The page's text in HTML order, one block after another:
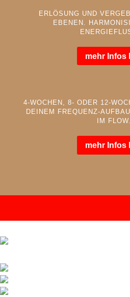
ERLÖSUNG UND
EBENEN.
mehr Infos
4-WOCHEN, 8- ODER 12-
DEINEM FREQUENZ-
IM FLOW.
mehr Infos